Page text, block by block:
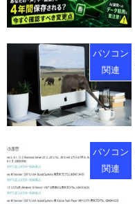
パソコン
関連
パソコン
関連